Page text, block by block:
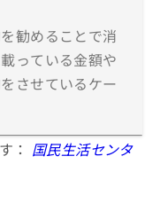
勧めることで消
っている金額や
させているケー
： 国民生活センタ